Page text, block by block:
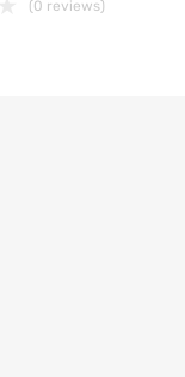
(0 reviews)